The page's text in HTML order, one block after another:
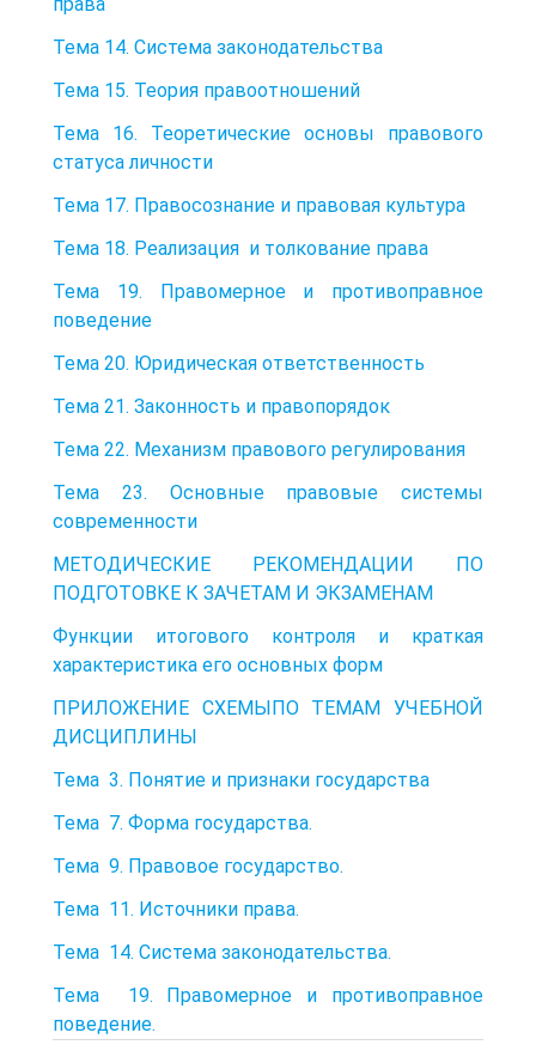
Тема 14. Система законодательства
Тема 15. Теория правоотношений
Тема 16. Теоретические основы правового
статуса личности
Тема 17. Правосознание и правовая культура
Тема 18. Реализация и толкование права
Тема 19. Правомерное и противоправное
поведение
Тема 20. Юридическая ответственность
Тема 21. Законность и правопорядок
Тема 22. Механизм правового регулирования
Тема 23. Основные правовые системы
современности
МЕТОДИЧЕСКИЕ РЕКОМЕНДАЦИИ ПО
ПОДГОТОВКЕ К ЗАЧЕТАМ И ЭКЗАМЕНАМ
Функции итогового контроля и краткая
характеристика его основных форм
ПРИЛОЖЕНИЕ СХЕМЫПО ТЕМАМ УЧЕБНОЙ
ДИСЦИПЛИНЫ
Тема 3. Понятие и признаки государства
Тема 7. Форма государства.
Тема 9. Правовое государство.
Тема 11. Источники права.
Тема 14. Система законодательства.
Тема 19. Правомерное и противоправное
поведение.